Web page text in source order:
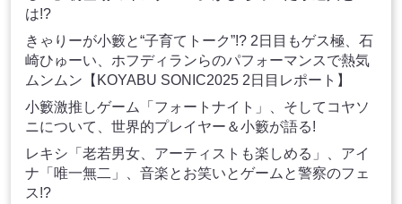
は!?
きゃりーが小籔と“子育てトーク”!? 2日目もゲス極、石
崎ひゅーい、ホフディランらのパフォーマンスで熱気
ムンムン【KOYABU SONIC2025 2日目レポート】
小籔激推しゲーム「フォートナイト」、そしてコヤソ
ニについて、世界的プレイヤー＆小籔が語る!
レキシ「老若男女、アーティストも楽しめる」、アイ
ナ「唯一無二」、音楽とお笑いとゲームと警察のフェ
ス!?